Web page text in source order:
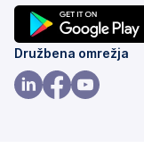
(odpre
se
v
Družbena omrežja